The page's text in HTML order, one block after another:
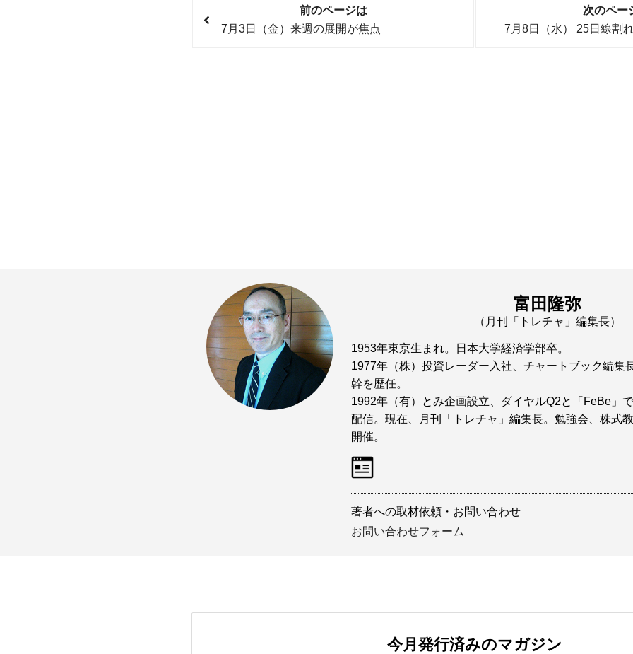
前のページは
7月3日（金）来週の展開が焦点
次のペー
7月8日（水） 25日線割
富田隆弥
（月刊「トレチャ」編集長）
1953年東京生まれ。日本大学経済学部卒。
1977年（株）投資レーダー入社、チャートブック編集
幹を歴任。
1992年（有）とみ企画設立、ダイヤルQ2と「FeBe」
配信。現在、月刊「トレチャ」編集長。勉強会、株式
開催。
著者への取材依頼・お問い合わせ
お問い合わせフォーム
今月発行済みのマガジン